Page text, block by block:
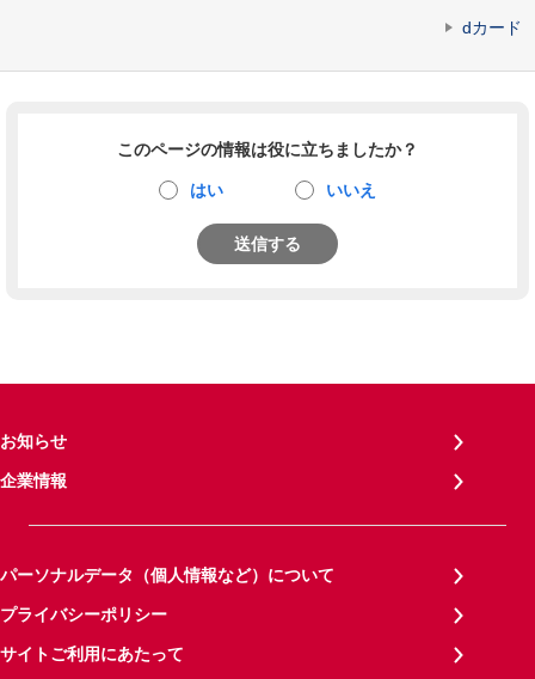
dカード
このページの情報は役に立ちましたか？
はい いいえ
送信する
お知らせ
企業情報
パーソナルデータ（個人情報など）について
プライバシーポリシー
サイトご利用にあたって